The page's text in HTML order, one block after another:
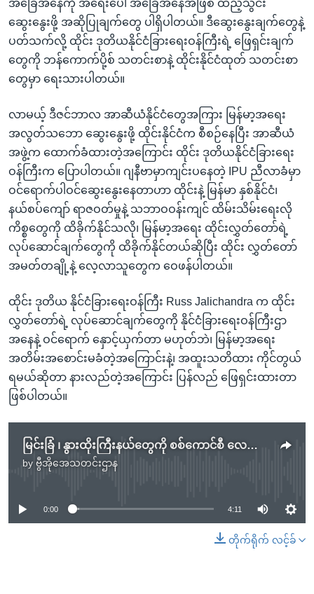
အခြေအနေကို အရေးပေါ် အခြေအနေအဖြစ် ထည့်သွင်း
ဆွေးနွေးဖို့ အဆိုပြုချက်တွေ ပါရှိပါတယ်။ ဒီဆွေးနွေးချက်တွေနဲ့
ပတ်သက်လို့ ထိုင်း ဒုတိယနိုင်ငံခြားရေးဝန်ကြီးရဲ့ ဖြေရှင်းချက်
တွေကို ဘန်ကောက်ပို့စ် သတင်းစာနဲ့ ထိုင်းနိုင်ငံထုတ် သတင်းစာ
တွေမှာ ရေးသားပါတယ်။
လာမယ့် ဒီဇင်ဘာလ အာဆီယံနိုင်ငံတွေအကြား မြန်မာ့အရေး
အလွတ်သဘော ဆွေးနွေးဖို့ ထိုင်းနိုင်ငံက စီစဉ်နေပြီး အာဆီယံ
အဖွဲ့က ထောက်ခံထားတဲ့အကြောင်း ထိုင်း ဒုတိယနိုင်ငံခြားရေး
ဝန်ကြီးက ပြောပါတယ်။ ဂျနီဗာမှာကျင်းပနေတဲ့ IPU ညီလာခံမှာ
ဝင်ရောက်ပါဝင်ဆွေးနွေးနေတာဟာ ထိုင်းနဲ့ မြန်မာ နှစ်နိုင်ငံ၊
နယ်စပ်ကျော် ရာဇဝတ်မှုနဲ့ သဘာဝဝန်းကျင် ထိမ်းသိမ်းရေးလို
ကိစ္စတွေကို ထိခိုက်နိုင်သလို၊ မြန်မာ့အရေး ထိုင်းလွှတ်တော်ရဲ့
လုပ်ဆောင်ချက်တွေကို ထိခိုက်နိုင်တယ်ဆိုပြီး ထိုင်း လွှတ်တော်
အမတ်တချို့နဲ့ လေ့လာသူတွေက ဝေဖန်ပါတယ်။
ထိုင်း ဒုတိယ နိုင်ငံခြားရေးဝန်ကြီး Russ Jalichandra က ထိုင်း
လွှတ်တော်ရဲ့ လုပ်ဆောင်ချက်တွေကို နိုင်ငံခြားရေးဝန်ကြီးဌာ
အနေနဲ့ ဝင်ရောက် နှောင့်ယှက်တာ မဟုတ်ဘဲ၊ မြန်မာ့အရေး
အတိမ်းအစောင်းမခံတဲ့အကြောင်းနဲ့၊ အထူးသတိထား ကိုင်တွယ်
ရမယ်ဆိုတာ နားလည်တဲ့အကြောင်း ပြန်လည် ဖြေရှင်းထားတာ
ဖြစ်ပါတယ်။
မြင်းခြံ ၊ နွားထိုးကြီးနယ်တွေကို စစ်ကောင်စီ လေကြောင်းက ဗုံးကြဲ
by ဗွီအိုအေသတင်းဌာန
No media source currently available
0:00 4:11
တိုက်ရိုက် လင့်ခ်